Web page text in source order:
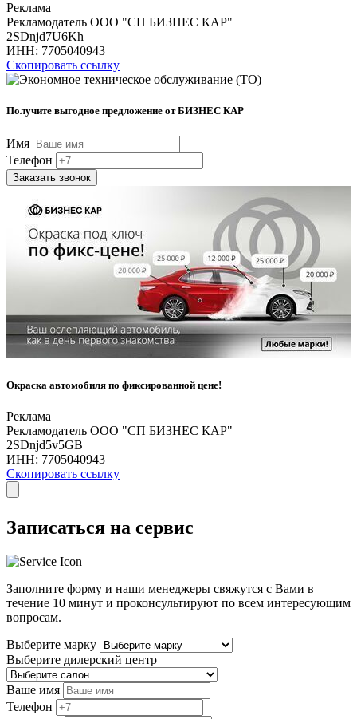
Реклама
Рекламодатель ООО "СП БИЗНЕС КАР"
2SDnjd7U6Kh
ИНН: 7705040943
Скопировать ссылку
Получите выгодное предложение от БИЗНЕС КАР
Имя
Телефон
Заказать звонок
Окраска автомобиля по фиксированной цене!
Реклама
Рекламодатель ООО "СП БИЗНЕС КАР"
2SDnjd5v5GB
ИНН: 7705040943
Скопировать ссылку
Записаться на сервис
Заполните форму и наши менеджеры свяжутся с Вами в
течение 10 минут и проконсультируют по всем интересующим
вопросам.
Выберите марку
Выберите дилерский центр
Ваше имя
Телефон